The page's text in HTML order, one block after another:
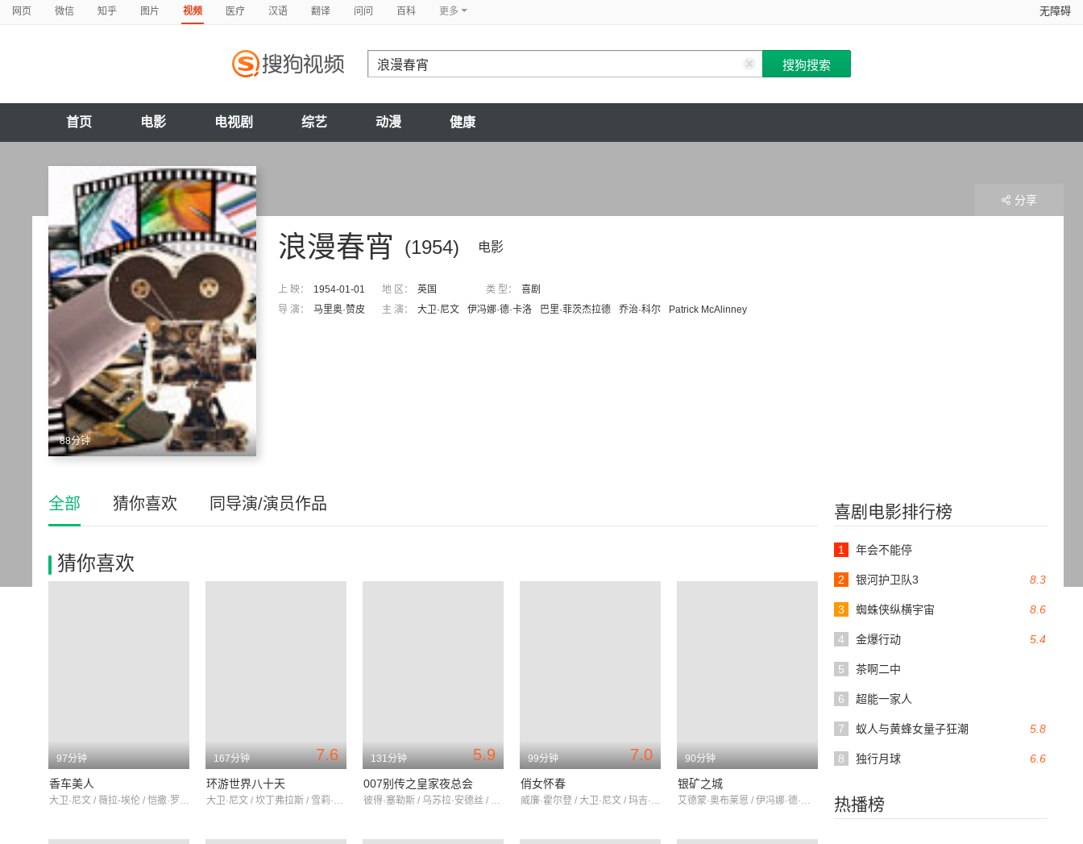
网页 微信 知乎 图片 视频 医疗 汉语 翻译 问问 百科 更多 无障碍
首页 电影 电视剧 综艺 动漫 健康
88分钟
(1954) 电影
浪漫春宵
上 映： 1954-01-01 地 区： 英国 类 型：
喜剧
导 演：
马里奥·赞皮 主 演： 大卫·尼文 伊冯娜·德·卡洛 巴里·菲茨杰拉德 乔治·科尔 Patrick McAlinney
分享
喜剧电影排行榜
1 年会不能停
8.3
2 银河护卫队3
8.6
3 蜘蛛侠纵横宇宙
5.4
4 金爆行动
5 茶啊二中
6 超能一家人
5.8
7 蚁人与黄蜂女量子狂潮
6.6
8 独行月球
热播榜
全部 猜你喜欢 同导演/演员作品
猜你喜欢
97分钟
香车美人
大卫·尼文 / 薇拉-埃伦 / 恺撒·罗摩洛
7.6
167分钟
环游世界八十天
大卫·尼文 / 坎丁弗拉斯 / 雪莉·麦克雷恩
5.9
131分钟
007别传之皇家夜总会
彼得·塞勒斯 / 乌苏拉·安德丝 / 大卫·尼文
7.0
99分钟
俏女怀春
威廉·霍尔登 / 大卫·尼文 / 玛吉·麦可纳马拉
90分钟
银矿之城
艾德蒙·奥布莱恩 / 伊冯娜·德·卡洛 / 理查德·阿伦